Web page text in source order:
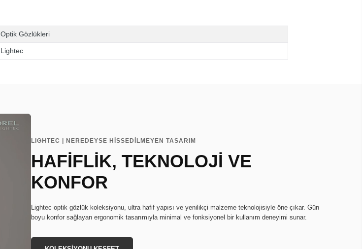
Optik Gözlükleri
Lightec
LIGHTEC | NEREDEYSE HİSSEDİLMEYEN TASARIM
HAFİFLİK, TEKNOLOJİ VE
KONFOR
Lightec optik gözlük koleksiyonu, ultra hafif yapısı ve yenilikçi malzeme teknolojisiyle öne çıkar. Gün
boyu konfor sağlayan ergonomik tasarımıyla minimal ve fonksiyonel bir kullanım deneyimi sunar.